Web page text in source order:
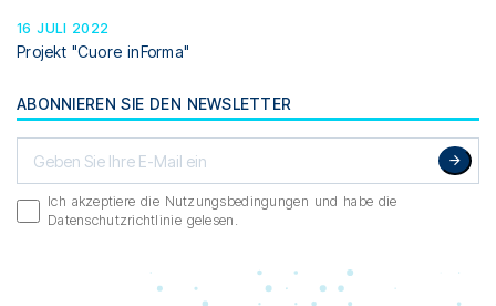
16 JULI 2022
Projekt "Cuore inForma"
ABONNIEREN SIE DEN NEWSLETTER
Ich akzeptiere die Nutzungsbedingungen und habe die
Datenschutzrichtlinie gelesen.